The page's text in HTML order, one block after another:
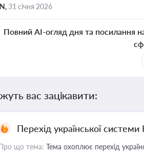
31 січня 2026
Повний AI-огляд дня та посилання
вас зацікавити:
Перехід української
що тема: Тема охоплює перехід